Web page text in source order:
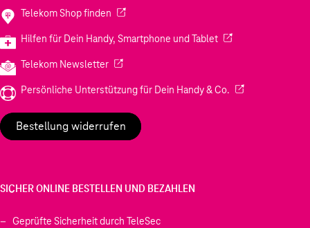
Telekom Shop finden (Wird in einem neuen Tab geöffnet)
Hilfen für Dein Handy, Smartphone und Tablet(Wird in einem
Telekom Newsletter(Wird in einem neuen Tab geöffnet)
Persönliche Unterstützung für Dein Handy & Co. (Wird in einem
Bestellung widerrufen
SICHER ONLINE BESTELLEN UND BEZAHLEN
Geprüfte Sicherheit durch TeleSec